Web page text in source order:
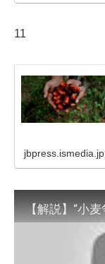
11
jbpress.ismedia.jp